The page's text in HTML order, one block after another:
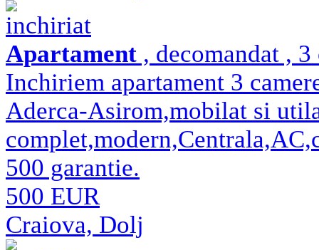
inchiriat
Apartament , decomandat ,
Inchiriem apartament 3
Aderca-Asirom,mobilat si
500 garantie.
500 EUR
Craiova, Dolj